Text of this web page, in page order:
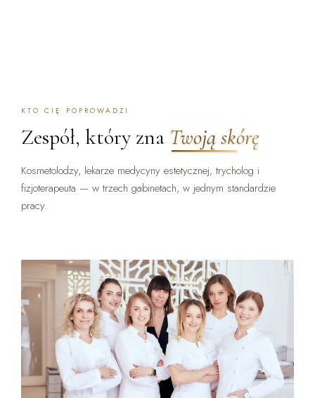
KTO CIĘ POPROWADZI
Zespół, który zna Twoją skórę
Kosmetolodzy, lekarze medycyny estetycznej, trycholog i
fizjoterapeuta — w trzech gabinetach, w jednym standardzie
pracy.